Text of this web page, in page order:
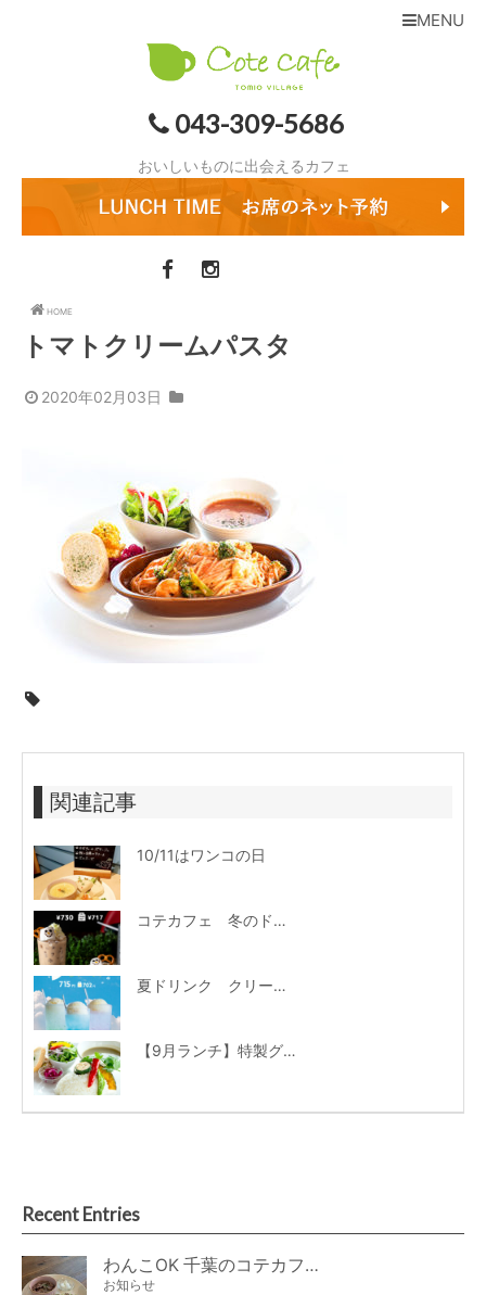
043-309-5686
おいしいものに出会えるカフェ
MENU
HOME
トマトクリームパスタ
2020年02月03日
関連記事
10/11はワンコの日
コテカフェ 冬のドリンクメニュ
夏ドリンク クリームソーダ
【9月ランチ】特製グリーンカレーは濃厚なココナッツミルクが美味しさの秘密♪
Recent Entries
わんこOK 千葉のコテカフェ 8月わんこの日 オートミールdeローストビーフライス
お知らせ